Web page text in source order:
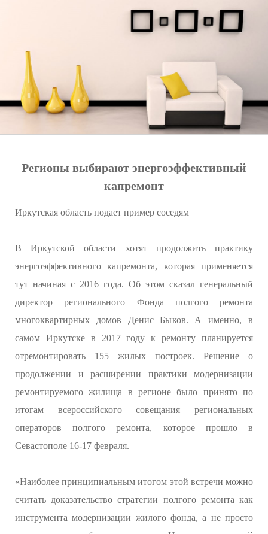
Регионы выбирают энергоэффективный
капремонт
Иркутская область подает пример соседям
В Иркутской области хотят продолжить практику
энергоэффективного капремонта, которая применяется
тут начиная с 2016 года. Об этом сказал генеральный
директор регионального Фонда полгого ремонта
многоквартирных домов Денис Быков. А именно, в
самом Иркутске в 2017 году к ремонту планируется
отремонтировать 155 жилых построек. Решение о
продолжении и расширении практики модернизации
ремонтируемого жилища в регионе было принято по
итогам всероссийского совещания региональных
операторов полгого ремонта, которое прошло в
Севастополе 16-17 февраля.
«Наиболее принципиальным итогом этой встречи можно
считать доказательство стратегии полгого ремонта как
инструмента модернизации жилого фонда, а не просто